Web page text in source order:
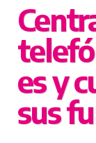
es y
sus